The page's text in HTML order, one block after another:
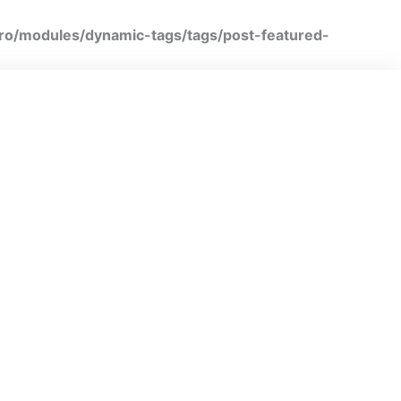
modules/dynamic-tags/tags/post-featured-